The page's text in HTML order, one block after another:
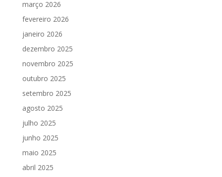
março 2026
fevereiro 2026
janeiro 2026
dezembro 2025
novembro 2025
outubro 2025
setembro 2025
agosto 2025
julho 2025
junho 2025
maio 2025
abril 2025